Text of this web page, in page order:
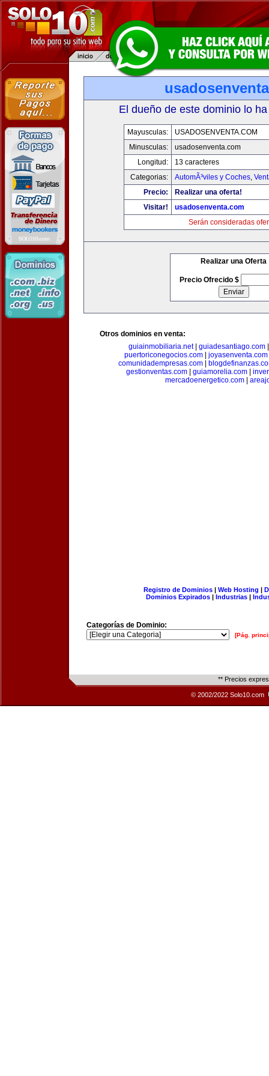
El dueño de este dominio lo
Mayusculas:
USADOSENVENTA.COM
Minusculas:
usadosenventa.com
Longitud:
13 caracteres
Categorias:
AutomÃ³viles y Coches,
Precio:
Realizar una oferta!
Visitar!
usadosenventa.com
Serán consideradas
Realizar una Oferta
Precio Ofrecido $
Otros dominios en venta:
guiainmobiliaria.net| guiadesantiago.com
puertoriconegocios.com
joyasenventa.com
comunidadempresas.com|
gestionventas.com| guiamorelia.com|
mercadoenergetico.com
Registro de Dominios| Web Hosting |
Dominios Expirados | Industrias |
Categorías de Dominio:
[Pág.
** Precios
© 2002/2022 Solo10.com